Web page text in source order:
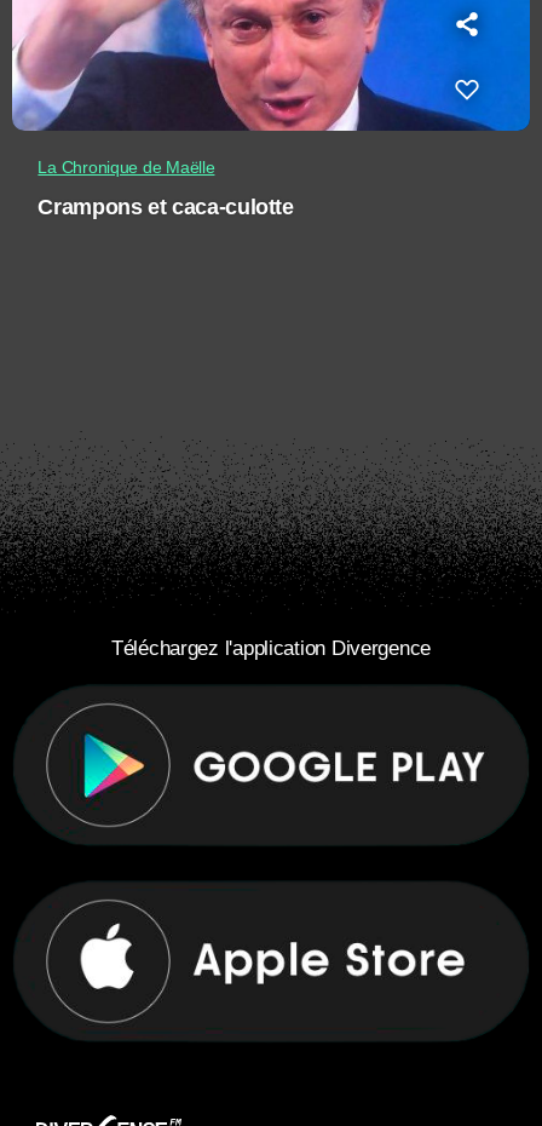
La Chronique de Maëlle
Crampons et caca-culotte
Téléchargez l'application Divergence